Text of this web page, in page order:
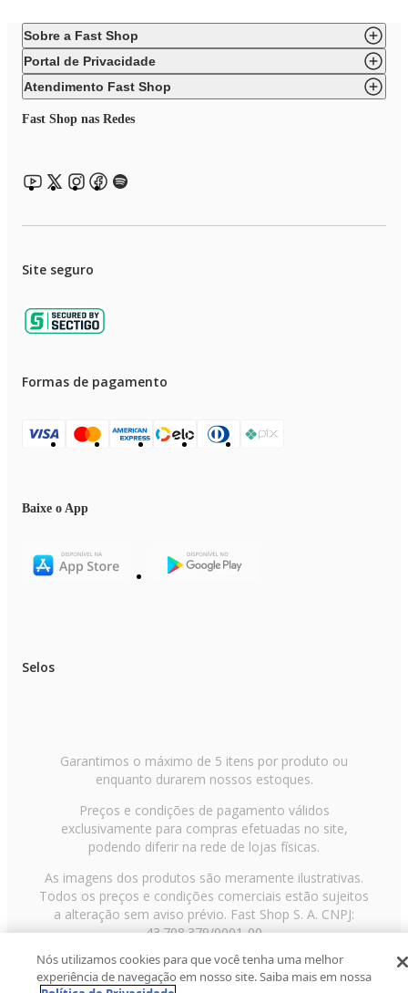
Sobre a Fast Shop
Portal de Privacidade
Atendimento Fast Shop
Fast Shop nas Redes
Site seguro
Formas de pagamento
Baixe o App
Selos
Garantimos o máximo de 5 itens por produto ou
enquanto durarem nossos estoques.
Preços e condições de pagamento válidos
exclusivamente para compras efetuadas no site,
podendo diferir na rede de lojas físicas.
As imagens dos produtos são meramente ilustrativas.
Todos os preços e condições comerciais estão sujeitos
a alteração sem aviso prévio. Fast Shop S. A. CNPJ:
43.708.379/0001-00
Avenida Zaki Narchi, nº 1650, sobreloja, Carandiru, São
Paulo/SP, CEP 02029-001, Telefone: 11 3003-3728 ©
Nós utilizamos cookies para que você tenha uma melhor
experiência de navegação em nosso site. Saiba mais em nossa